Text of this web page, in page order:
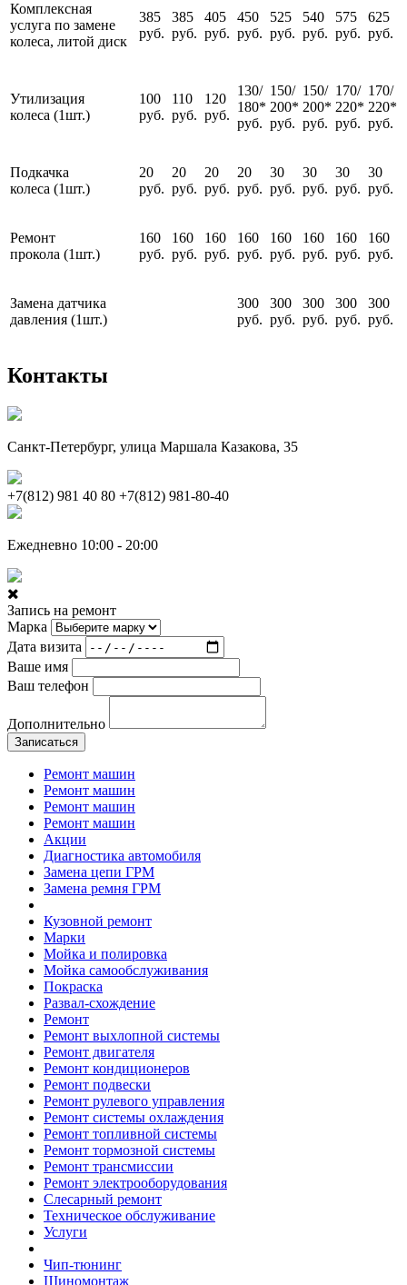
Комплексная
услуга по замене
колеса, литой диск
385
руб.
385
руб.
405
руб.
450
руб.
525
руб.
540
руб.
575
руб.
625
руб.
Утилизация
колеса (1шт.)
100
руб.
110
руб.
120
руб.
130/
180*
руб.
150/
200*
руб.
150/
200*
руб.
170/
220*
руб.
170/
220*
руб.
Подкачка
колеса (1шт.)
20
руб.
20
руб.
20
руб.
20
руб.
30
руб.
30
руб.
30
руб.
30
руб.
Ремонт
прокола (1шт.)
160
руб.
160
руб.
160
руб.
160
руб.
160
руб.
160
руб.
160
руб.
160
руб.
Замена датчика
давления (1шт.)
300
руб.
300
руб.
300
руб.
300
руб.
300
руб.
Контакты
Санкт-Петербург, улица Маршала Казакова, 35
+7(812) 981 40 80 +7(812) 981-80-40
Ежедневно 10:00 - 20:00
Запись на ремонт
Марка
Дата визита
Ваше имя
Ваш телефон
Дополнительно
Записаться
Ремонт машин
Ремонт машин
Ремонт машин
Ремонт машин
Акции
Диагностика автомобиля
Замена цепи ГРМ
Замена ремня ГРМ
Кузовной ремонт
Марки
Мойка и полировка
Мойка самообслуживания
Покраска
Развал-схождение
Ремонт
Ремонт выхлопной системы
Ремонт двигателя
Ремонт кондиционеров
Ремонт подвески
Ремонт рулевого управления
Ремонт системы охлаждения
Ремонт топливной системы
Ремонт тормозной системы
Ремонт трансмиссии
Ремонт электрооборудования
Слесарный ремонт
Техническое обслуживание
Услуги
Чип-тюнинг
Шиномонтаж